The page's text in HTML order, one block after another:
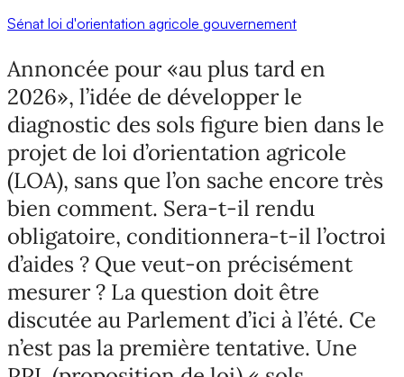
Sénat loi d'orientation agricole gouvernement
Annoncée pour «au plus tard en
2026», l’idée de développer le
diagnostic des sols figure bien dans le
projet de loi d’orientation agricole
(LOA), sans que l’on sache encore très
bien comment. Sera-t-il rendu
obligatoire, conditionnera-t-il l’octroi
d’aides ? Que veut-on précisément
mesurer ? La question doit être
discutée au Parlement d’ici à l’été. Ce
n’est pas la première tentative. Une